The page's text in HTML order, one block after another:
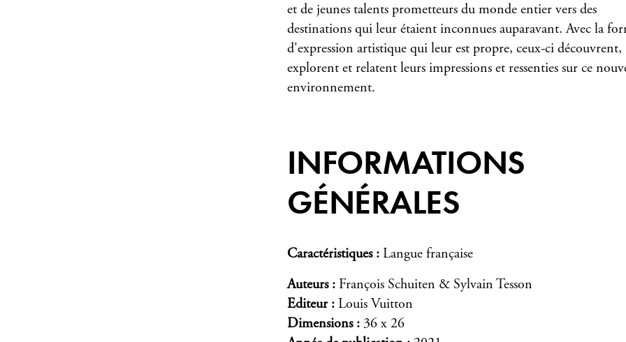
et de jeunes talents prometteurs du monde entier vers des
destinations qui leur étaient inconnues auparavant. Avec la
d'expression artistique qui leur est propre, ceux-ci découvrent,
explorent et relatent leurs impressions et ressenties sur ce
environnement.
INFORMATIONS
GÉNÉRALES
Caractéristiques
Langue française
Auteurs
François Schuiten & Sylvain Tesson
Editeur
Louis Vuitton
Dimensions
36 x 26